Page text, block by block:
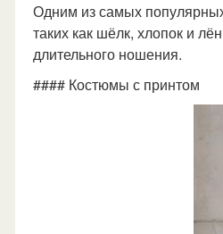
Одним из самых
таких как шёлк, хлопок и
длительного ношения.
#### Костюмы с принтом